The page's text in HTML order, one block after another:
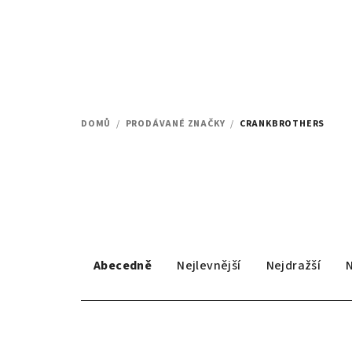
DOMŮ / PRODÁVANÉ ZNAČKY / CRANKBROTHERS
z
Abecedně Nejlevnější Nejdražší